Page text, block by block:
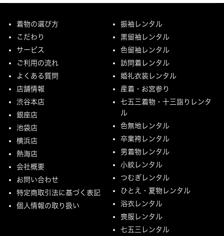
着物の選び方
こだわり
サービス
ご利用の流れ
よくある質問
店舗情報
渋谷本店
銀座店
池袋店
横浜店
熱海店
会社概要
お問い合わせ
特定商取引法に基づく表記
個人情報の取り扱い
振袖レンタル
黒留袖レンタル
色留袖レンタル
訪問着レンタル
婚礼衣装レンタル
産着・お宮参り
七五三着物・十三詣りレンタ
ル
色無地レンタル
卒業袴レンタル
男着物レンタル
小紋レンタル
つむぎレンタル
ひとえ・夏物レンタル
浴衣レンタル
喪服レンタル
七五三レンタル